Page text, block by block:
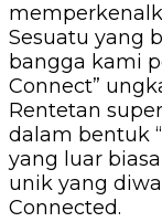
Sesuatu yang
bangga kami
Connect”
Rentetan
dalam bentuk
yang luar
unik yang
Connected.